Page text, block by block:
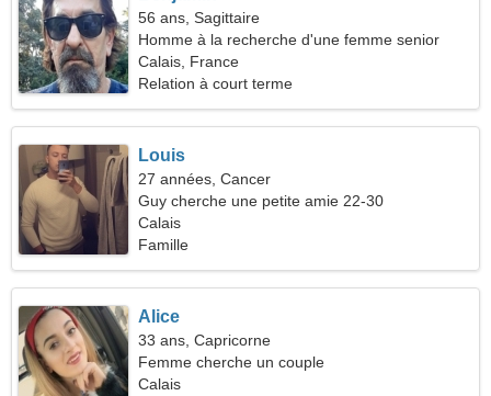
56 ans, Sagittaire
Homme à la recherche d'une femme senior
Calais, France
Relation à court terme
Louis
27 années, Cancer
Guy cherche une petite amie 22-30
Calais
Famille
Alice
33 ans, Capricorne
Femme cherche un couple
Calais